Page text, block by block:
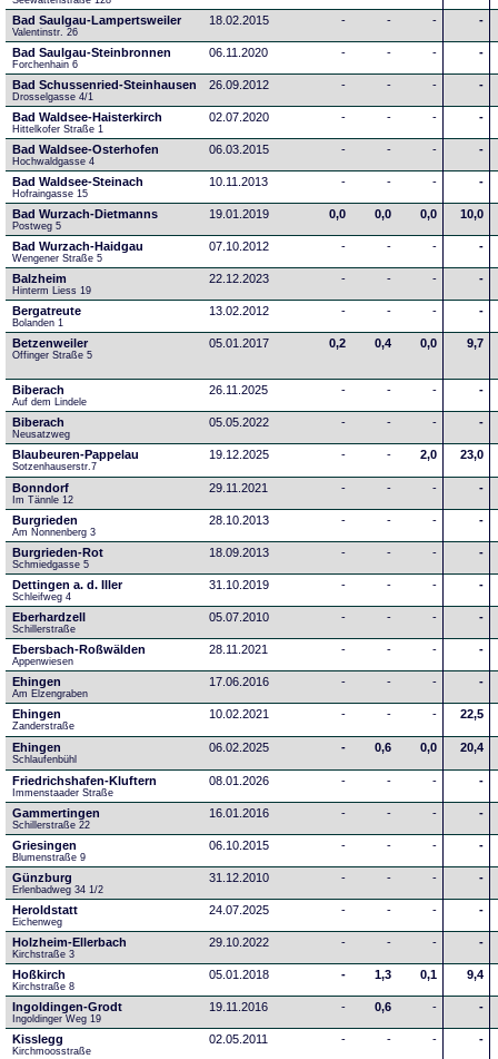
Bad Saulgau-Lampertsweiler
Valentinstr. 26
18.02.2015 - - - -
Bad Saulgau-Steinbronnen
Forchenhain 6
06.11.2020 - - - -
Bad Schussenried-Steinhausen
Drosselgasse 4/1
26.09.2012 - - - -
Bad Waldsee-Haisterkirch
Hittelkofer Straße 1
02.07.2020 - - - -
Bad Waldsee-Osterhofen
Hochwaldgasse 4
06.03.2015 - - - -
Bad Waldsee-Steinach
Hofraingasse 15
10.11.2013 - - - -
Bad Wurzach-Dietmanns
Postweg 5
19.01.2019 0,0 0,0 0,0 10,0
Bad Wurzach-Haidgau
Wengener Straße 5
07.10.2012 - - - -
Balzheim
Hinterm Liess 19
22.12.2023 - - - -
Bergatreute
Bolanden 1
13.02.2012 - - - -
Betzenweiler
Offinger Straße 5
05.01.2017 0,2 0,4 0,0 9,7
Biberach
Auf dem Lindele
26.11.2025 - - - -
Biberach
Neusatzweg
05.05.2022 - - - -
Blaubeuren-Pappelau
Sotzenhauserstr.7
19.12.2025 - - 2,0 23,0
Bonndorf
Im Tännle 12
29.11.2021 - - - -
Burgrieden
Am Nonnenberg 3
28.10.2013 - - - -
Burgrieden-Rot
Schmiedgasse 5
18.09.2013 - - - -
Dettingen a. d. Iller
Schleifweg 4
31.10.2019 - - - -
Eberhardzell
Schillerstraße
05.07.2010 - - - -
Ebersbach-Roßwälden
Appenwiesen
28.11.2021 - - - -
Ehingen
Am Elzengraben
17.06.2016 - - - -
Ehingen
Zanderstraße
10.02.2021 - - - 22,5
Ehingen
Schlaufenbühl
06.02.2025 - 0,6 0,0 20,4
Friedrichshafen-Kluftern
Immenstaader Straße
08.01.2026 - - - -
Gammertingen
Schillerstraße 22
16.01.2016 - - - -
Griesingen
Blumenstraße 9
06.10.2015 - - - -
Günzburg
Erlenbadweg 34 1/2
31.12.2010 - - - -
Heroldstatt
Eichenweg
24.07.2025 - - - -
Holzheim-Ellerbach
Kirchstraße 3
29.10.2022 - - - -
Hoßkirch
Kirchstraße 8
05.01.2018 - 1,3 0,1 9,4
Ingoldingen-Grodt
Ingoldinger Weg 19
19.11.2016 - 0,6 - -
Kisslegg
Kirchmoosstraße
02.05.2011 - - - -